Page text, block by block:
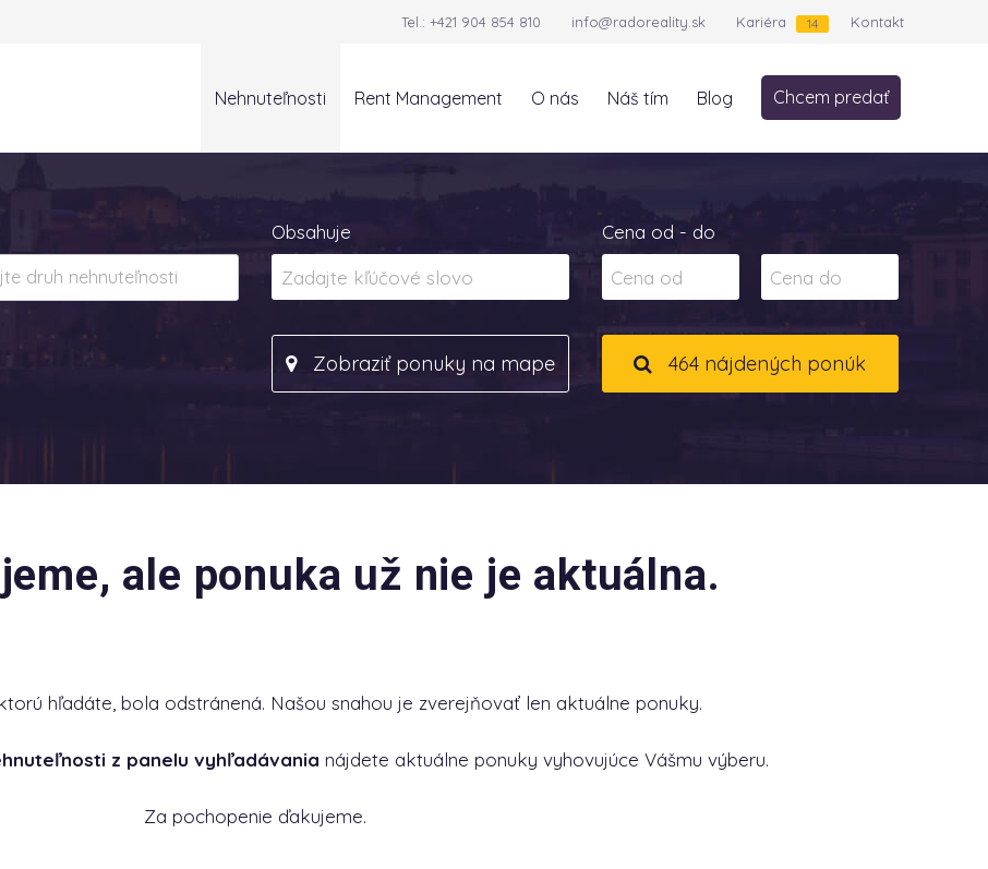
Tel.: +421 904 854 810 info@radoreality.sk Kariéra 14 Kontakt
Nehnuteľnosti Rent Management O nás Náš tím Blog Chcem predať
Obsahuje Cena od - do
Zobraziť ponuky na mape 464 nájdených ponúk
ale ponuka už nie je aktuálna.
hľadáte, bola odstránená. Našou snahou je zverejňovať len aktuálne ponuky.
z panelu vyhľadávania nájdete aktuálne ponuky vyhovujúce Vášmu výberu.
Za pochopenie ďakujeme.